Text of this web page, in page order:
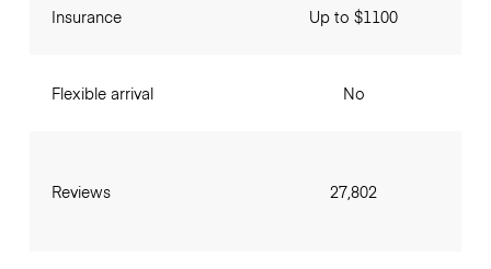
Insurance
Flexible arrival
Reviews
Up to $1100
No
27,802